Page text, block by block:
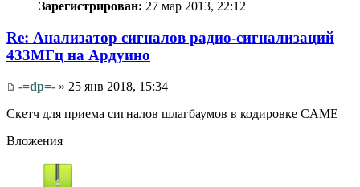
Зарегистрирован: 27 мар 2013, 22:12
Re: Анализатор сигналов радио-сигнализаций
433МГц на Ардуино
-=dp=- » 25 янв 2018, 15:34
Скетч для приема сигналов шлагбаумов в кодировке CAME
Вложения